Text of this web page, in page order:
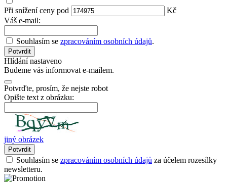
Při sníženíceny pod
Kč
Váš e-mail:
Souhlasím se zpracováním osobních údajů.
Potvrdit
Hlídání nastaveno
Budeme vás informovat e-mailem.
Potvrďte, prosím, že nejste robot
Opište text z obrázku:
jiný obrázek
Potvrdit
Souhlasím se zpracováním osobních údajů za účelem rozesílky
newsletteru.